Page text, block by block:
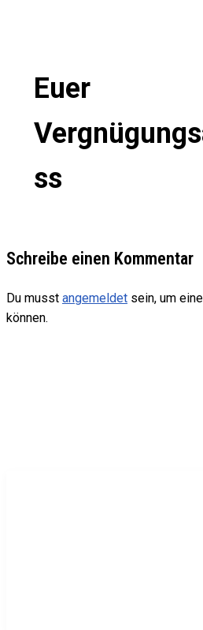
Euer
ss
Schreibe einen Kommentar
Du musst angemeldet sein, um
können.